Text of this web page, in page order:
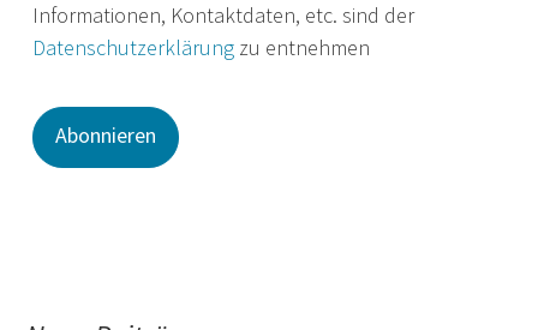
Informationen, Kontaktdaten, etc. sind der
Datenschutzerklärungzu entnehmen